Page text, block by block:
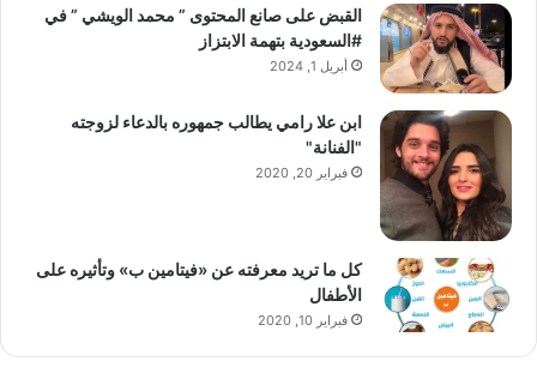
القبض على صانع المحتوى ” محمد الويشي ” في
#السعودية بتهمة الابتزاز
أبريل 1, 2024
ابن علا رامي يطالب جمهوره بالدعاء لزوجته
"الفنانة"
فبراير 20, 2020
كل ما تريد معرفته عن «فيتامين ب» وتأثيره على
الأطفال
فبراير 10, 2020